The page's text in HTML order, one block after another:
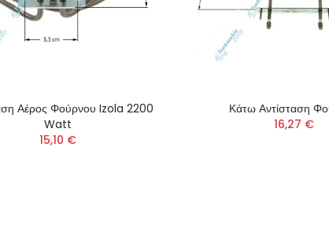
Αέρος Φούρνου Izola 2200
Watt
15,10 €
Κάτω Αντίσταση
16,27 €